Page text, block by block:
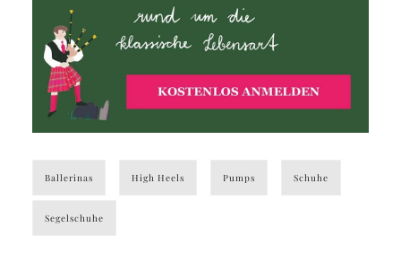
Ballerinas High Heels Pumps Schuhe
Segelschuhe